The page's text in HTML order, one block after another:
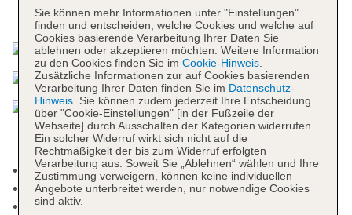
Das bietet Ihre Unterkunft
Check-in Zeit ab 15:00 Uhr
Check-out Zeit bis 12:00 Uhr
Hoteleröffnung: 2006
Sie können mehr Informationen unter "Einstellungen"
finden und entscheiden, welche Cookies und welche auf
Cookies basierende Verarbeitung Ihrer Daten Sie
ablehnen oder akzeptieren möchten. Weitere Information
zu den Cookies finden Sie im Cookie-Hinweis.
Zusätzliche Informationen zur auf Cookies basierenden
Verarbeitung Ihrer Daten finden Sie im Datenschutz-
Hinweis. Sie können zudem jederzeit Ihre Entscheidung
über "Cookie-Einstellungen" [in der Fußzeile der
Webseite] durch Ausschalten der Kategorien widerrufen.
Ein solcher Widerruf wirkt sich nicht auf die
Rechtmäßigkeit der bis zum Widerruf erfolgten
Verarbeitung aus. Soweit Sie „Ablehnen“ wählen und Ihre
Zustimmung verweigern, können keine individuellen
Angebote unterbreitet werden, nur notwendige Cookies
sind aktiv.